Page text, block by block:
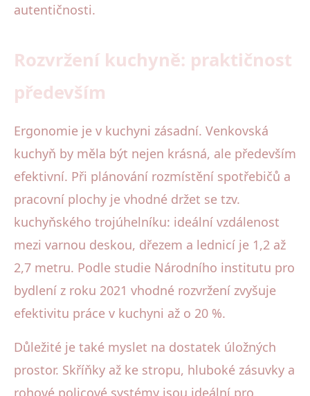
autentičnosti.
Rozvržení kuchyně: praktičnost
především
Ergonomie je v kuchyni zásadní. Venkovská
kuchyň by měla být nejen krásná, ale především
efektivní. Při plánování rozmístění spotřebičů a
pracovní plochy je vhodné držet se tzv.
kuchyňského trojúhelníku: ideální vzdálenost
mezi varnou deskou, dřezem a lednicí je 1,2 až
2,7 metru. Podle studie Národního institutu pro
bydlení z roku 2021 vhodné rozvržení zvyšuje
efektivitu práce v kuchyni až o 20 %.
Důležité je také myslet na dostatek úložných
prostor. Skříňky až ke stropu, hluboké zásuvky a
rohové policové systémy jsou ideální pro